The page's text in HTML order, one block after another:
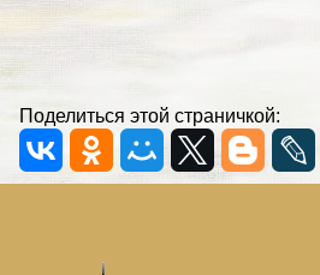
Поделиться этой страничкой: